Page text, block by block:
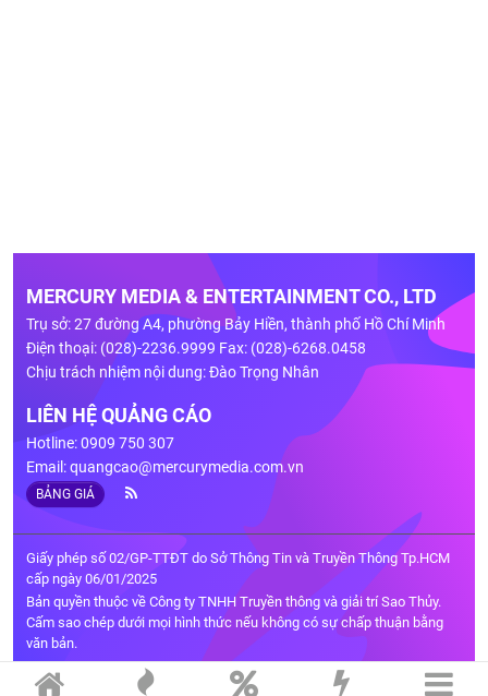
MERCURY MEDIA & ENTERTAINMENT CO., LTD
Trụ sở: 27 đường A4, phường Bảy Hiền, thành phố Hồ Chí Minh
Điện thoại: (028)-2236.9999 Fax: (028)-6268.0458
Chịu trách nhiệm nội dung: Đào Trọng Nhân
LIÊN HỆ QUẢNG CÁO
Hotline: 0909 750 307
Email:quangcao@mercurymedia.com.vn
BẢNG GIÁ
Giấy phép số 02/GP-TTĐT do Sở Thông Tin và Truyền Thông Tp.HCM
cấp ngày 06/01/2025
Bản quyền thuộc về Công ty TNHH Truyền thông và giải trí Sao Thủy.
Cấm sao chép dưới mọi hình thức nếu không có sự chấp thuận bằng
văn bản.